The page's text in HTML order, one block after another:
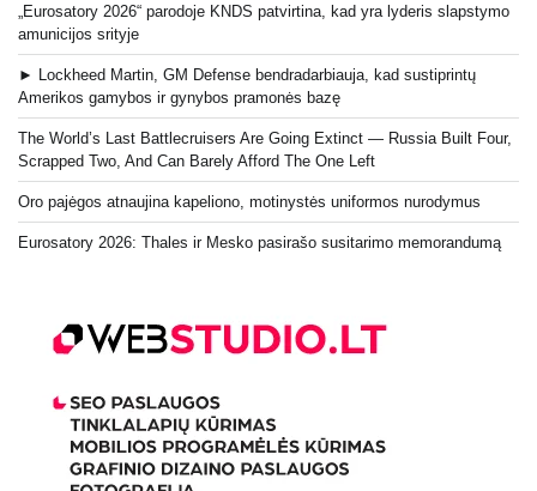
„Eurosatory 2026“ parodoje KNDS patvirtina, kad yra lyderis slapstymo
amunicijos srityje
► Lockheed Martin, GM Defense bendradarbiauja, kad sustiprintų
Amerikos gamybos ir gynybos pramonės bazę
The World’s Last Battlecruisers Are Going Extinct — Russia Built Four,
Scrapped Two, And Can Barely Afford The One Left
Oro pajėgos atnaujina kapeliono, motinystės uniformos nurodymus
Eurosatory 2026: Thales ir Mesko pasirašo susitarimo memorandumą